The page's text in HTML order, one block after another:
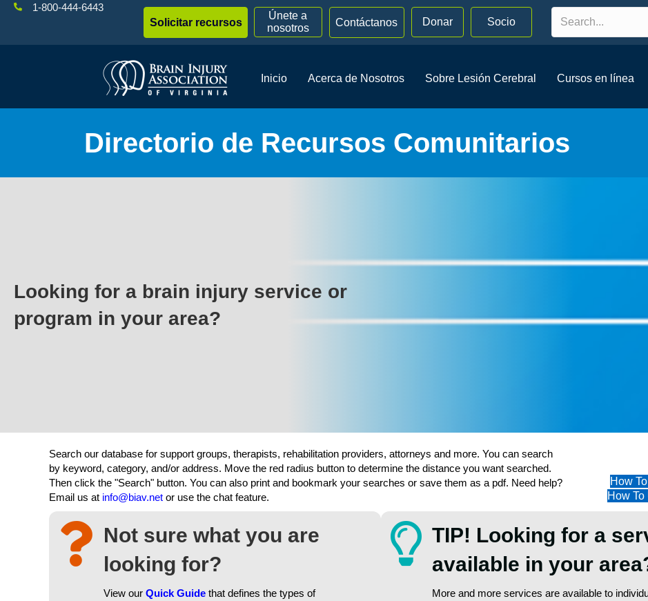
1-800-444-6443
Solicitar recursos
Únete a
nosotros
Contáctanos Donar Socio
Inicio Acerca de Nosotros Sobre Lesión Cerebral Cursos en línea
Directorio de Recursos Comunitarios
Looking for a brain injury service or
program in your area?
Search our database for support groups, therapists, rehabilitation providers, attorneys and more. You can search
by keyword, category, and/or address. Move the red radius button to determine the distance you want searched.
Then click the "Search" button. You can also print and bookmark your searches or save them as a pdf. Need help?
Email us at info@biav.net or use the chat feature.
How
How
Not sure what you are
looking for?
View our Quick Guide that defines the types of
TIP! Looking for a
available in your
More and more services are available to